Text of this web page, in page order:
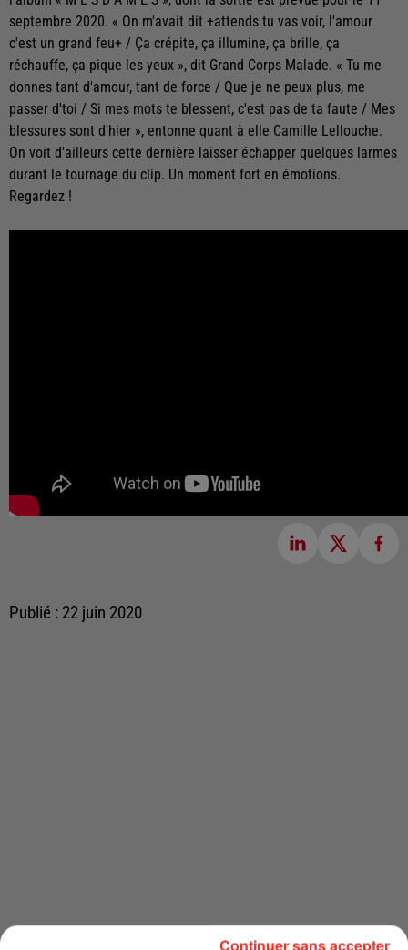
septembre 2020. « On m'avait dit +attends tu vas voir, l'amour
c'est un grand feu+ / Ça crépite, ça illumine, ça brille, ça
réchauffe, ça pique les yeux », dit Grand Corps Malade. « Tu me
donnes tant d'amour, tant de force / Que je ne peux plus, me
passer d'toi / Si mes mots te blessent, c'est pas de ta faute / Mes
blessures sont d'hier », entonne quant à elle Camille Lellouche.
On voit d'ailleurs cette dernière laisser échapper quelques larmes
durant le tournage du clip. Un moment fort en émotions.
Regardez !
Publié : 22 juin 2020
Continuer sans accepter